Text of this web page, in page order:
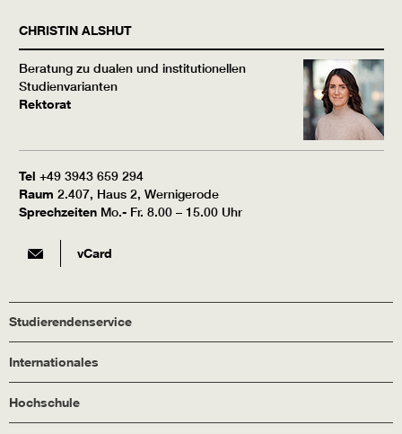
CHRISTIN ALSHUT
Beratung zu dualen und institutionellen
Studienvarianten
Rektorat
Tel +49 3943 659 294
Raum 2.407, Haus 2, Wernigerode
Sprechzeiten Mo.- Fr. 8.00 – 15.00 Uhr
vCard
Studierendenservice
Internationales
Hochschule